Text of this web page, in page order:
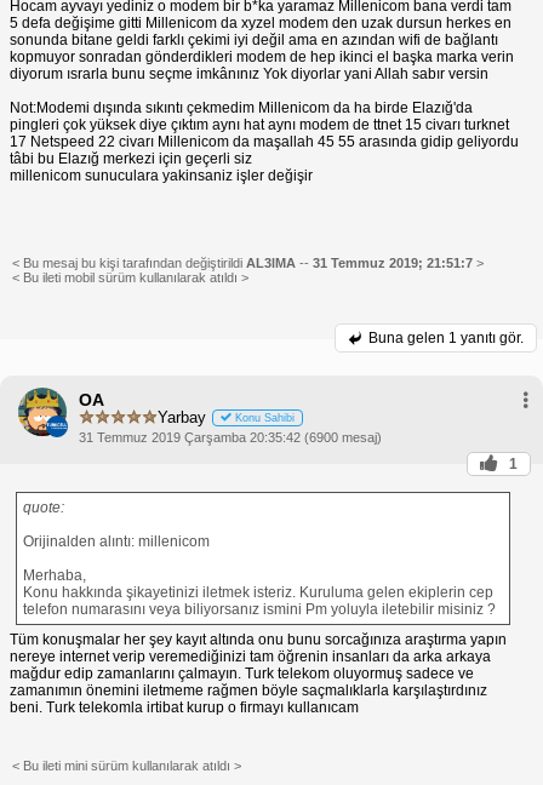
Hocam ayvayı yediniz o modem bir b*ka yaramaz Millenicom bana verdi tam
5 defa değişime gitti Millenicom da xyzel modem den uzak dursun herkes en
sonunda bitane geldi farklı çekimi iyi değil ama en azından wifi de bağlantı
kopmuyor sonradan gönderdikleri modem de hep ikinci el başka marka verin
diyorum ısrarla bunu seçme imkânınız Yok diyorlar yani Allah sabır versin
Not:Modemi dışında sıkıntı çekmedim Millenicom da ha birde Elazığ'da
pingleri çok yüksek diye çıktım aynı hat aynı modem de ttnet 15 civarı turknet
17 Netspeed 22 civarı Millenicom da maşallah 45 55 arasında gidip geliyordu
tâbi bu Elazığ merkezi için geçerli siz
millenicom sunuculara yakinsaniz işler değişir
< Bu mesaj bu kişi tarafından değiştirildi AL3lMA -- 31 Temmuz 2019; 21:51:7 >
< Bu ileti mobil sürüm kullanılarak atıldı >
Buna gelen 1 yanıtı gör.
OA
Yarbay Konu Sahibi
31 Temmuz 2019 Çarşamba 20:35:42 (6900 mesaj)
1
quote:
Orijinalden alıntı: millenicom
Merhaba,
Konu hakkında şikayetinizi iletmek isteriz. Kuruluma gelen ekiplerin cep
telefon numarasını veya biliyorsanız ismini Pm yoluyla iletebilir misiniz ?
Tüm konuşmalar her şey kayıt altında onu bunu sorcağınıza araştırma yapın
nereye internet verip veremediğinizi tam öğrenin insanları da arka arkaya
mağdur edip zamanlarını çalmayın. Turk telekom oluyormuş sadece ve
zamanımın önemini iletmeme rağmen böyle saçmalıklarla karşılaştırdınız
beni. Turk telekomla irtibat kurup o firmayı kullanıcam
< Bu ileti mini sürüm kullanılarak atıldı >